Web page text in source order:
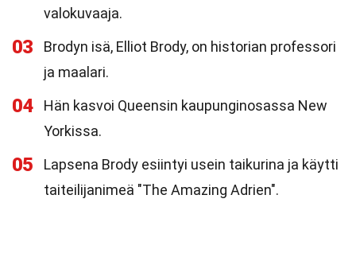
valokuvaaja.
03
Brodyn isä, Elliot Brody, on historian professori
ja maalari.
04
Hän kasvoi Queensin kaupunginosassa New
Yorkissa.
05
Lapsena Brody esiintyi usein taikurina ja käytti
taiteilijanimeä "The Amazing Adrien".